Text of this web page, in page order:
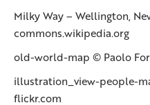
Milky Way – Wellington,
commons.wikipedia.org
old-world-map © Paolo
illustration_view-people-
flickr.com